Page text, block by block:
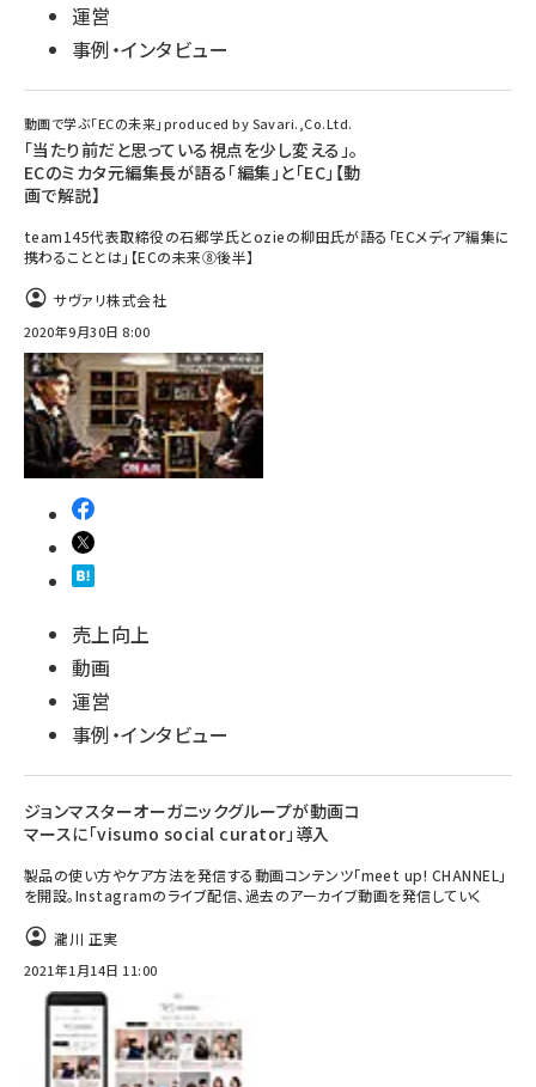
運営
事例・インタビュー
動画で学ぶ「ECの未来」produced by Savari.,Co.Ltd.
「当たり前だと思っている視点を少し変える」。
ECのミカタ元編集長が語る「編集」と「EC」【動
画で解説】
team145代表取締役の石郷学氏とozieの柳田氏が語る「ECメディア編集に
携わることとは」【ECの未来⑧後半】
サヴァリ株式会社
2020年9月30日 8:00
売上向上
動画
運営
事例・インタビュー
ジョンマスターオーガニックグループが動画コ
マースに「visumo social curator」導入
製品の使い方やケア方法を発信する動画コンテンツ「meet up! CHANNEL」
を開設。Instagramのライブ配信、過去のアーカイブ動画を発信していく
瀧川 正実
2021年1月14日 11:00